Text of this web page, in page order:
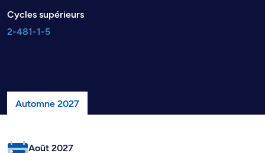
Cycles supérieurs
2-481-1-5
Automne 2027
Août 2027